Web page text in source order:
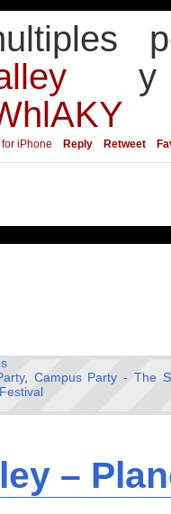
y
for iPhone Reply Retweet
, Campus Party - The
–